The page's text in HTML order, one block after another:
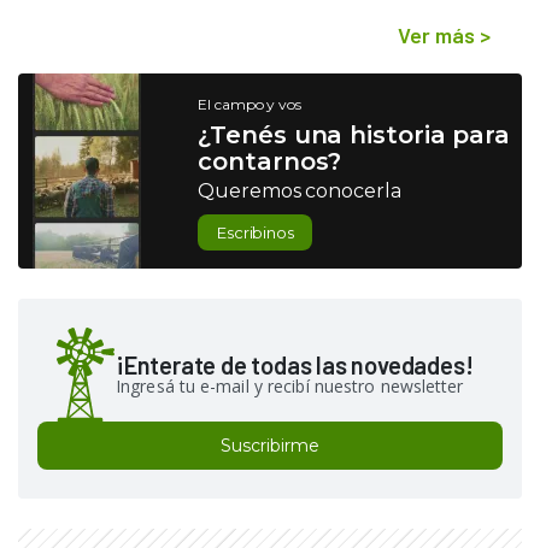
Ver más >
El campo y vos
¿Tenés una historia para
contarnos?
Queremos conocerla
Escribinos
¡Enterate de todas las novedades!
Ingresá tu e-mail y recibí nuestro newsletter
Suscribirme